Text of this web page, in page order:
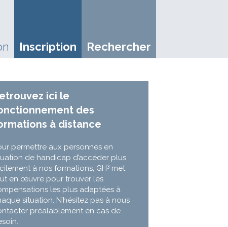
Inscription Rechercher
ici le
des
à distance
permettre aux personnes en
de handicap d’accéder plus
à nos formations, GH3met
en œuvre pour trouver les
les plus adaptées à
situation. N’hésitez pas à nous
préalablement en cas de